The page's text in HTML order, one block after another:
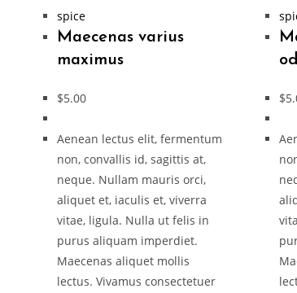
spice
Maecenas varius
maximus
$5.00
Aenean lectus elit, fermentum
non, convallis id, sagittis at,
neque. Nullam mauris orci,
aliquet et, iaculis et, viverra
vitae, ligula. Nulla ut felis in
purus aliquam imperdiet.
Maecenas aliquet mollis
lectus. Vivamus consectetuer
$